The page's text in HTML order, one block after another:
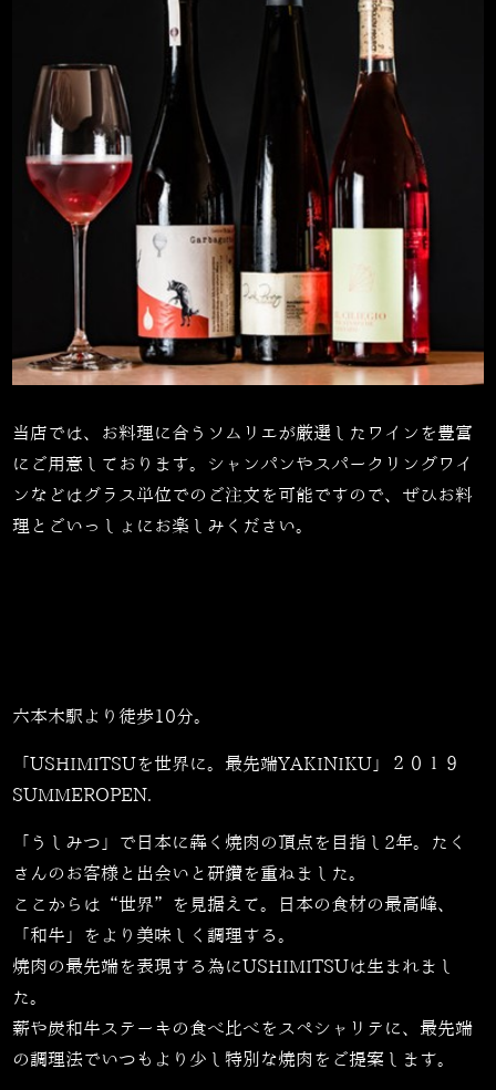
当店では、お料理に合うソムリエが厳選したワインを豊富
にご用意しております。シャンパンやスパークリングワイ
ンなどはグラス単位でのご注文を可能ですので、ぜひお料
理とごいっしょにお楽しみください。
六本木駅より徒歩10分。
「USHIMITSUを世界に。最先端YAKINIKU」２０１９
SUMMEROPEN.
「うしみつ」で日本に犇く焼肉の頂点を目指し2年。たく
さんのお客様と出会いと研鑽を重ねました。
ここからは“世界”を見据えて。日本の食材の最高峰、
「和牛」をより美味しく調理する。
焼肉の最先端を表現する為にUSHIMITSUは生まれまし
た。
薪や炭和牛ステーキの食べ比べをスペシャリテに、最先端
の調理法でいつもより少し特別な焼肉をご提案します。